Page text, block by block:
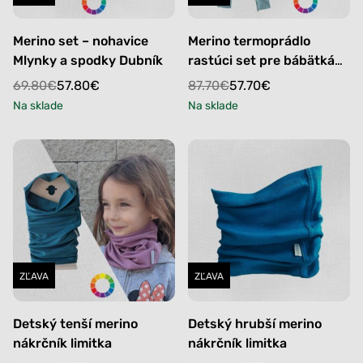
Merino set – nohavice
Mlynky a spodky Dubník
69.80€
Original
price
69.80€.
57.80€
Current
price
57.80€.
Na sklade
Merino termoprádlo
rastúci set pre bábätká
Bezovec
87.70€
Original
price
57.70€
Current
price
Na sklade
ZĽAVA
Detský tenší merino
nákrčník limitka
ZĽAVA
Detský hrubší merino
nákrčník limitka